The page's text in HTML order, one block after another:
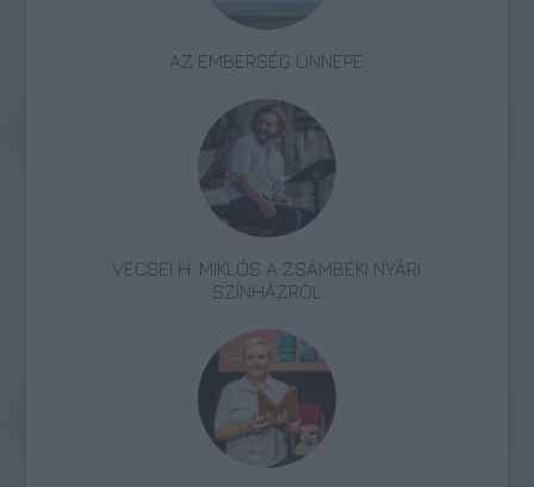
AZ EMBERSÉG ÜNNEPE
VECSEI H. MIKLÓS A ZSÁMBÉKI NYÁRI
SZÍNHÁZRÓL